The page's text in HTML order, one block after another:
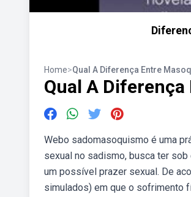
Home>Qual A Diferença Entre
Qual A
Webo sadomasoquismo é uma
sexual no sadismo, busca ter
um possível prazer sexual. De
simulados) em que o sofrimento